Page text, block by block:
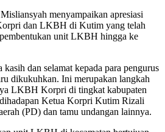
menyampaikan apresiasi
dan LKBH di Kutim yang telah
unit LKBH hingga ke
kasih dan selamat kepada para pengurus
dikukuhkan. Ini merupakan langkah
LKBH Korpri di tingkat kabupaten
Ketua Korpri Kutim Rizali
(PD) dan tamu undangan lainnya.